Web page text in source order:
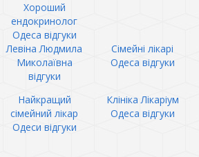
Хороший
ендокринолог
Одеса відгуки
Левіна Людмила
Миколаївна
відгуки
Сімейні лікарі
Одеса відгуки
Найкращий
сімейний лікар
Одеси відгуки
Клініка Лікаріум
Одеса відгуки